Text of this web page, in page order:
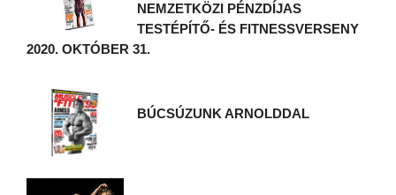
NEMZETKÖZI PÉNZDÍJAS
TESTÉPÍTŐ- ÉS FITNESSVERSENY
2020. OKTÓBER 31.
BÚCSÚZUNK ARNOLDDAL